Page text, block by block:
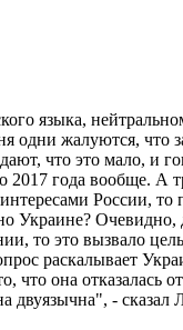
языка,
одни жалуются, что
что это мало, и
года вообще. А
России,
Украине? Очевидно,
то это вызвало
раскалывает
она отказалась
двуязычна", - сказал